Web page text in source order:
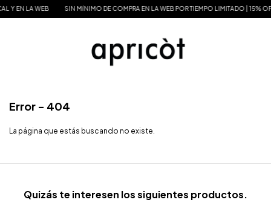
EN LA WEB SIN MíNIMO DE COMPRA EN LA WEB POR TIEMPO LIMITADO | 15% OFF
Error - 404
La página que estás buscando no existe.
Quizás te interesen los siguientes productos.